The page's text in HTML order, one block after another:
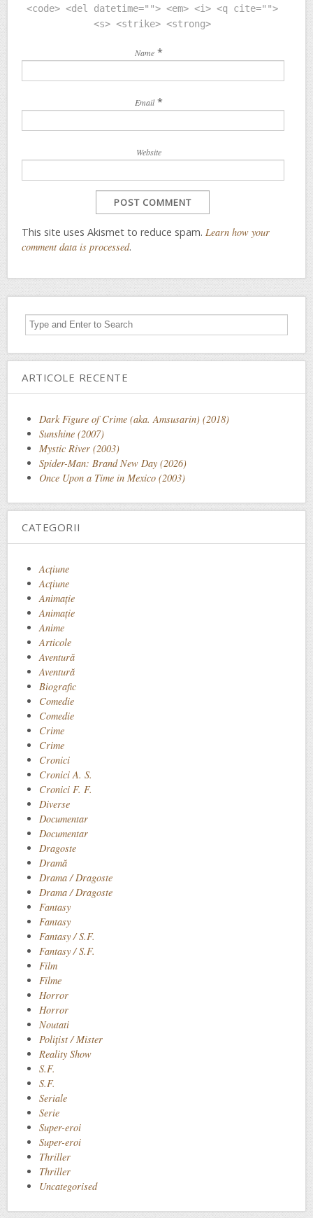
<code> <del datetime=""> <em> <i> <q cite="">
<s> <strike> <strong>
Name *
Email *
Website
This site uses Akismet to reduce spam. Learn how your
comment data is processed.
ARTICOLE RECENTE
Dark Figure of Crime (aka. Amsusarin) (2018)
Sunshine (2007)
Mystic River (2003)
Spider-Man: Brand New Day (2026)
Once Upon a Time in Mexico (2003)
CATEGORII
Acţiune
Acțiune
Animaţie
Animație
Anime
Articole
Aventură
Aventură
Biografic
Comedie
Comedie
Crime
Crime
Cronici
Cronici A. S.
Cronici F. F.
Diverse
Documentar
Documentar
Dragoste
Dramă
Drama / Dragoste
Drama / Dragoste
Fantasy
Fantasy
Fantasy / S.F.
Fantasy / S.F.
Film
Filme
Horror
Horror
Noutati
Polițist / Mister
Reality Show
S.F.
S.F.
Seriale
Serie
Super-eroi
Super-eroi
Thriller
Thriller
Uncategorised